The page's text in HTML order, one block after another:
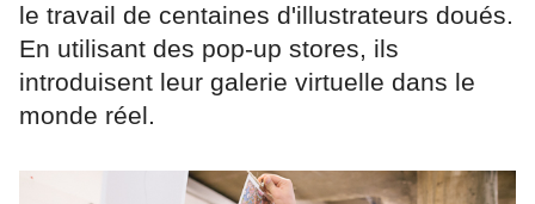
le travail de centaines d'illustrateurs doués.
En utilisant des pop-up stores, ils
introduisent leur galerie virtuelle dans le
monde réel.